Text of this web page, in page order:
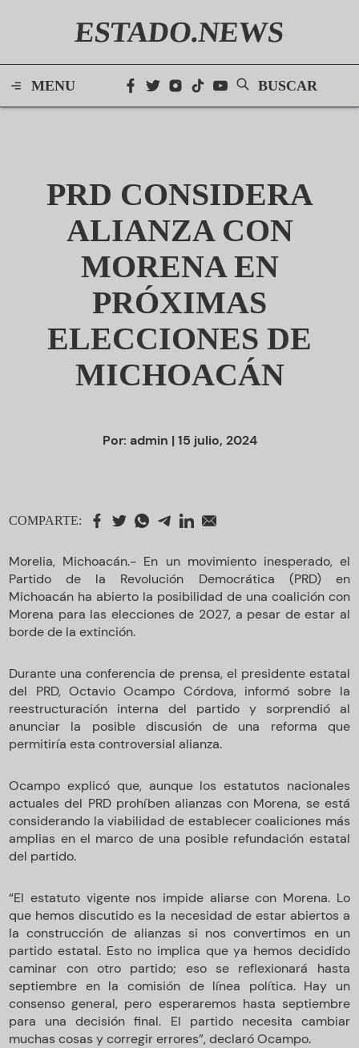
ESTADO.NEWS
MENU BUSCAR
PRD CONSIDERA
ALIANZA CON
MORENA EN
PRÓXIMAS
ELECCIONES DE
MICHOACÁN
Por: admin | 15 julio, 2024
COMPARTE:
Morelia, Michoacán.- En un movimiento inesperado, el
Partido de la Revolución Democrática (PRD) en
Michoacán ha abierto la posibilidad de una coalición con
Morena para las elecciones de 2027, a pesar de estar al
borde de la extinción.
Durante una conferencia de prensa, el presidente estatal
del PRD, Octavio Ocampo Córdova, informó sobre la
reestructuración interna del partido y sorprendió al
anunciar la posible discusión de una reforma que
permitiría esta controversial alianza.
Ocampo explicó que, aunque los estatutos nacionales
actuales del PRD prohíben alianzas con Morena, se está
considerando la viabilidad de establecer coaliciones más
amplias en el marco de una posible refundación estatal
del partido.
“El estatuto vigente nos impide aliarse con Morena. Lo
que hemos discutido es la necesidad de estar abiertos a
la construcción de alianzas si nos convertimos en un
partido estatal. Esto no implica que ya hemos decidido
caminar con otro partido; eso se reflexionará hasta
septiembre en la comisión de línea política. Hay un
consenso general, pero esperaremos hasta septiembre
para una decisión final. El partido necesita cambiar
muchas cosas y corregir errores”, declaró Ocampo.